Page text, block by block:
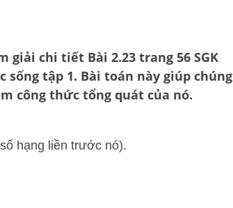
giải chi tiết Bài 2.23 trang 56 SGK
sống tập 1. Bài toán này giúp chúng
công thức tổng quát của nó.
hạng liền trước nó).